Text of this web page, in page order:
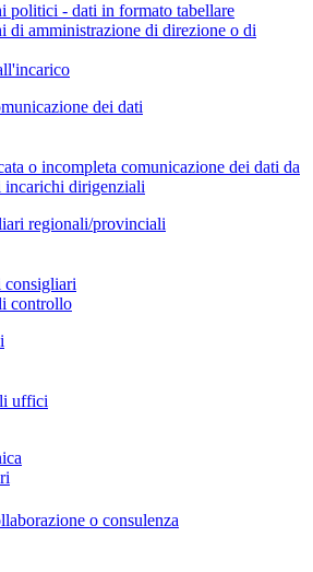
politici - dati in formato tabellare
di amministrazione di direzione o di
dei dati
o incompleta comunicazione dei dati da
incarichi dirigenziali
regionali/provinciali
consigliari
controllo
uffici
o consulenza